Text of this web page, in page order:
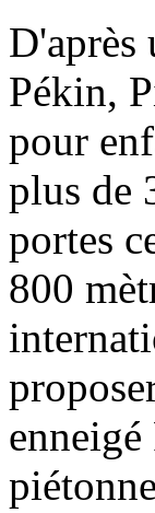
D'après
Pékin,
pour
plus de
portes
800